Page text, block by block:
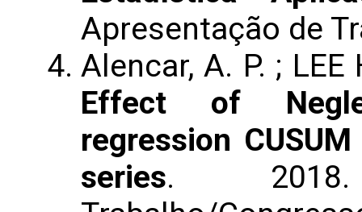
Apresentação de
Alencar, A. P. ; LEE
Effect of
regression
series. 2018.